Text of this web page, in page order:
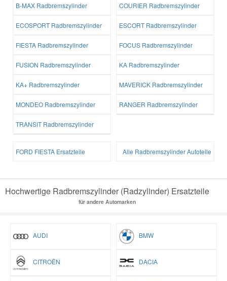
B-MAX Radbremszylinder COURIER Radbremszylinder
ECOSPORT Radbremszylinder ESCORT Radbremszylinder
FIESTA Radbremszylinder FOCUS Radbremszylinder
FUSION Radbremszylinder KA Radbremszylinder
KA+ Radbremszylinder MAVERICK Radbremszylinder
MONDEO Radbremszylinder RANGER Radbremszylinder
TRANSIT Radbremszylinder
FORD FIESTA Ersatzteile Alle Radbremszylinder Autoteile
Hochwertige Radbremszylinder (Radzylinder) Ersatzteile
für andere Automarken
AUDI BMW
CITROËN DACIA